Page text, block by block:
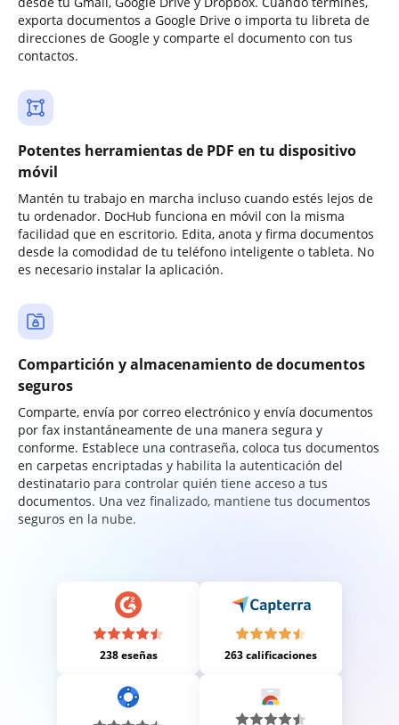
exporta documentos a Google Drive o importa tu libreta de
direcciones de Google y comparte el documento con tus
contactos.
Potentes herramientas de PDF en tu dispositivo
móvil
Mantén tu trabajo en marcha incluso cuando estés lejos de
tu ordenador. DocHub funciona en móvil con la misma
facilidad que en escritorio. Edita, anota y firma documentos
desde la comodidad de tu teléfono inteligente o tableta. No
es necesario instalar la aplicación.
Compartición y almacenamiento de documentos
seguros
Comparte, envía por correo electrónico y envía documentos
por fax instantáneamente de una manera segura y
conforme. Establece una contraseña, coloca tus documentos
en carpetas encriptadas y habilita la autenticación del
destinatario para controlar quién tiene acceso a tus
documentos. Una vez finalizado, mantiene tus documentos
seguros en la nube.
238 eseñas 263 calificaciones